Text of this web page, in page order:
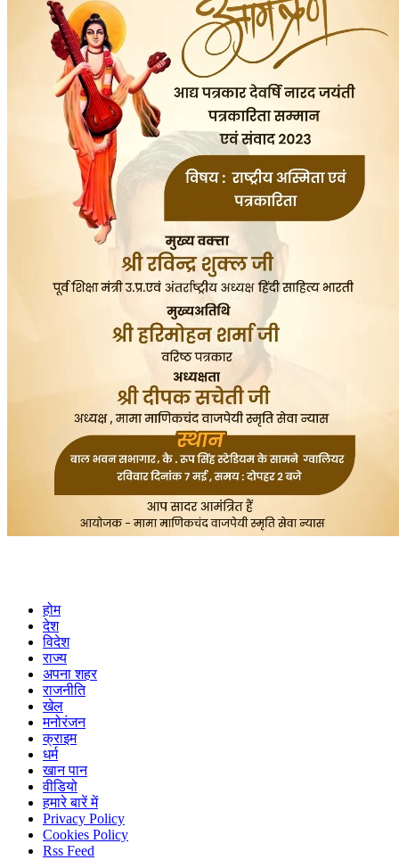
होम
देश
विदेश
राज्य
अपना शहर
राजनीति
खेल
मनोरंजन
क्राइम
धर्म
खान पान
वीडियो
हमारे बारें में
Privacy Policy
Cookies Policy
Rss Feed